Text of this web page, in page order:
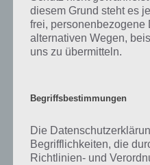
Geld verdient die App Rotatio
Abständen Werbung
Kauf die Werbung auch
einfachen Spiel für
Rotatio für iPhone,
iTunes App Store
diesem Grund steht es
frei, personenbezogene
alternativen Wegen,
uns zu übermitteln.
Begriffsbestimmungen
Die
Begrifflichkeiten, die
Richtlinien- und